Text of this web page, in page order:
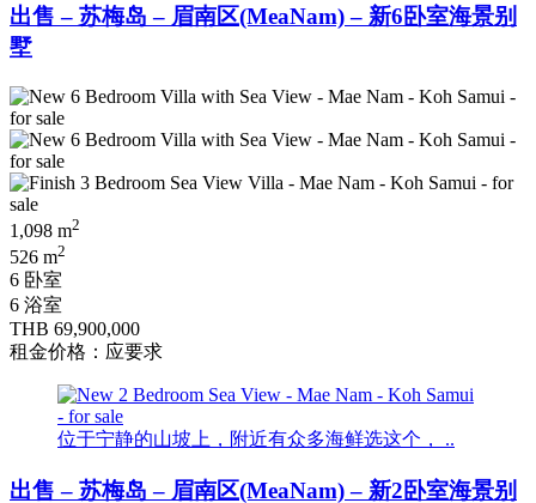
出售 – 苏梅岛 – 眉南区(MeaNam) – 新6卧室海景别
墅
1,098 m2
526 m2
6 卧室
6 浴室
THB 69,900,000
租金价格：应要求
位于宁静的山坡上，附近有众多海鲜选这个， ..
出售 – 苏梅岛 – 眉南区(MeaNam) – 新2卧室海景别